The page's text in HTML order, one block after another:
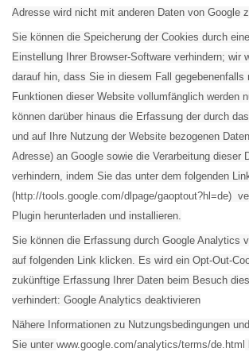
Adresse wird nicht mit anderen Daten von Google
Sie können die Speicherung der Cookies durch
Einstellung Ihrer Browser-Software verhindern; wir
darauf hin, dass Sie in diesem Fall gegebenenfalls
Funktionen dieser Website vollumfänglich werden
können darüber hinaus die Erfassung der durch
und auf Ihre Nutzung der Website bezogenen
Adresse) an Google sowie die Verarbeitung dieser
verhindern, indem Sie das unter dem folgenden
(http://tools.google.com/dlpage/gaoptout?hl=de)
Plugin herunterladen und installieren.
Sie können die Erfassung durch Google Analytics
auf folgenden Link klicken. Es wird ein Opt-Out-
zukünftige Erfassung Ihrer Daten beim Besuch
verhindert: Google Analytics deaktivieren
Nähere Informationen zu Nutzungsbedingungen
Sie unter www.google.com/analytics/terms/de.html